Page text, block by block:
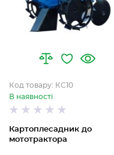
Картоплесадник до
мототрактора
Код товару: КС10
В наявності